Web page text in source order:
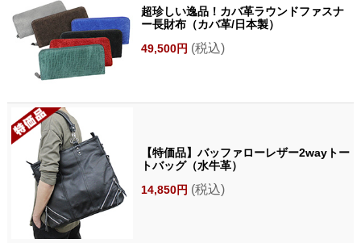
超珍しい逸品！カバ革ラウンドファスナ
ー長財布（カバ革/日本製）
49,500円 (税込)
【特価品】バッファローレザー2wayトー
トバッグ（水牛革）
14,850円 (税込)